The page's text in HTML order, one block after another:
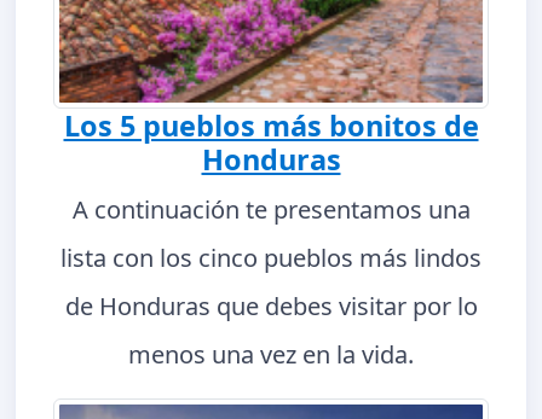
Los 5 pueblos más bonitos de
Honduras
A continuación te presentamos una
lista con los cinco pueblos más lindos
de Honduras que debes visitar por lo
menos una vez en la vida.